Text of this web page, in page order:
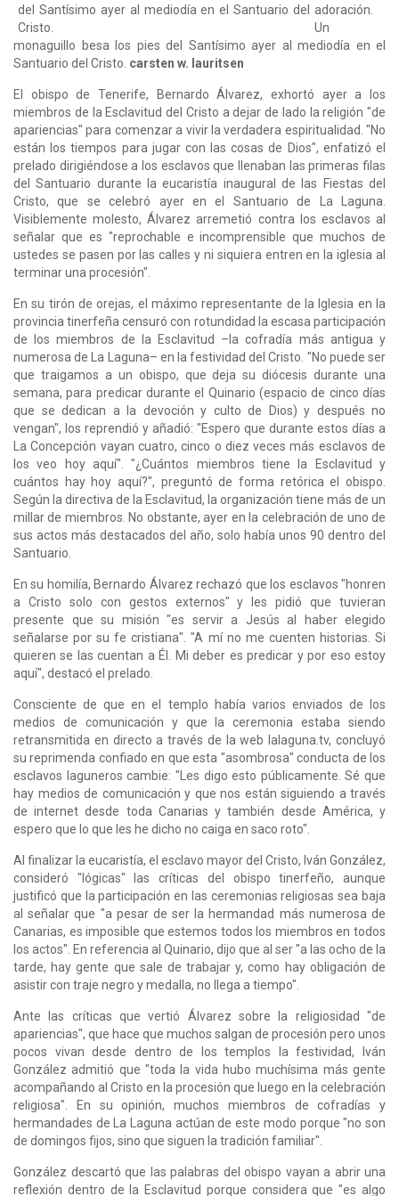
adoración.
Un
monaguillo besa los pies del Santísimo ayer al mediodía en el
Santuario del Cristo. carsten w. lauritsen
El obispo de Tenerife, Bernardo Álvarez, exhortó ayer a los
miembros de la Esclavitud del Cristo a dejar de lado la religión "de
apariencias" para comenzar a vivir la verdadera espiritualidad. "No
están los tiempos para jugar con las cosas de Dios", enfatizó el
prelado dirigiéndose a los esclavos que llenaban las primeras filas
del Santuario durante la eucaristía inaugural de las Fiestas del
Cristo, que se celebró ayer en el Santuario de La Laguna.
Visiblemente molesto, Álvarez arremetió contra los esclavos al
señalar que es "reprochable e incomprensible que muchos de
ustedes se pasen por las calles y ni siquiera entren en la iglesia al
terminar una procesión".
En su tirón de orejas, el máximo representante de la Iglesia en la
provincia tinerfeña censuró con rotundidad la escasa participación
de los miembros de la Esclavitud –la cofradía más antigua y
numerosa de La Laguna– en la festividad del Cristo. "No puede ser
que traigamos a un obispo, que deja su diócesis durante una
semana, para predicar durante el Quinario (espacio de cinco días
que se dedican a la devoción y culto de Dios) y después no
vengan", los reprendió y añadió: "Espero que durante estos días a
La Concepción vayan cuatro, cinco o diez veces más esclavos de
los veo hoy aquí". "¿Cuántos miembros tiene la Esclavitud y
cuántos hay hoy aquí?", preguntó de forma retórica el obispo.
Según la directiva de la Esclavitud, la organización tiene más de un
millar de miembros. No obstante, ayer en la celebración de uno de
sus actos más destacados del año, solo había unos 90 dentro del
Santuario.
En su homilía, Bernardo Álvarez rechazó que los esclavos "honren
a Cristo solo con gestos externos" y les pidió que tuvieran
presente que su misión "es servir a Jesús al haber elegido
señalarse por su fe cristiana". "A mí no me cuenten historias. Si
quieren se las cuentan a Él. Mi deber es predicar y por eso estoy
aquí", destacó el prelado.
Consciente de que en el templo había varios enviados de los
medios de comunicación y que la ceremonia estaba siendo
retransmitida en directo a través de la web lalaguna.tv, concluyó
su reprimenda confiado en que esta "asombrosa" conducta de los
esclavos laguneros cambie: "Les digo esto públicamente. Sé que
hay medios de comunicación y que nos están siguiendo a través
de internet desde toda Canarias y también desde América, y
espero que lo que les he dicho no caiga en saco roto".
Al finalizar la eucaristía, el esclavo mayor del Cristo, Iván González,
consideró "lógicas" las críticas del obispo tinerfeño, aunque
justificó que la participación en las ceremonias religiosas sea baja
al señalar que "a pesar de ser la hermandad más numerosa de
Canarias, es imposible que estemos todos los miembros en todos
los actos". En referencia al Quinario, dijo que al ser "a las ocho de la
tarde, hay gente que sale de trabajar y, como hay obligación de
asistir con traje negro y medalla, no llega a tiempo".
Ante las críticas que vertió Álvarez sobre la religiosidad "de
apariencias", que hace que muchos salgan de procesión pero unos
pocos vivan desde dentro de los templos la festividad, Iván
González admitió que "toda la vida hubo muchísima más gente
acompañando al Cristo en la procesión que luego en la celebración
religiosa". En su opinión, muchos miembros de cofradías y
hermandades de La Laguna actúan de este modo porque "no son
de domingos fijos, sino que siguen la tradición familiar".
González descartó que las palabras del obispo vayan a abrir una
reflexión dentro de la Esclavitud porque considera que "es algo